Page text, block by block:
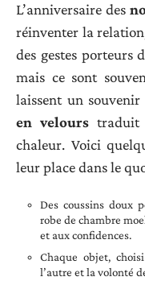
L’anniversaire des
réinventer la
des gestes porteurs
mais ce sont
laissent un
en velourstraduit
chaleur. Voici
leur place dans le
Des coussins doux
robe de chambre
et aux confidences.
Chaque objet,
l’autre et la volonté